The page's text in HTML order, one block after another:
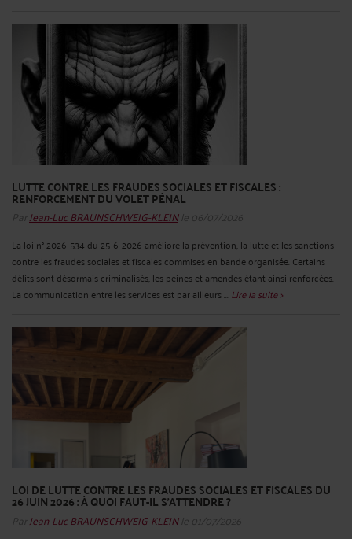
LUTTE CONTRE LES FRAUDES SOCIALES ET FISCALES :
RENFORCEMENT DU VOLET PÉNAL
Par Jean-Luc BRAUNSCHWEIG-KLEINle 06/07/2026
La loi n° 2026-534 du 25-6-2026 améliore la prévention, la lutte et les sanctions
contre les fraudes sociales et fiscales commises en bande organisée. Certains
délits sont désormais criminalisés, les peines et amendes étant ainsi renforcées.
La communication entre les services est par ailleurs ... Lire la suite >
LOI DE LUTTE CONTRE LES FRAUDES SOCIALES ET FISCALES DU
26 JUIN 2026 : À QUOI FAUT-IL S’ATTENDRE ?
Par Jean-Luc BRAUNSCHWEIG-KLEINle 01/07/2026